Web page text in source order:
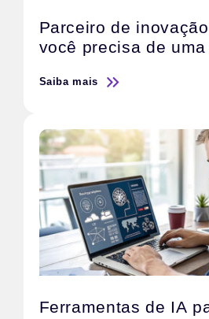
Parceiro de
você precisa de
Saiba mais
Ferramentas de IA